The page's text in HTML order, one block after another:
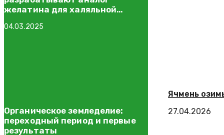
Ячмень
27.04.2026
желатина для халяльной
04.03.2025
Органическое земледелие:
переходный период и первые
результаты